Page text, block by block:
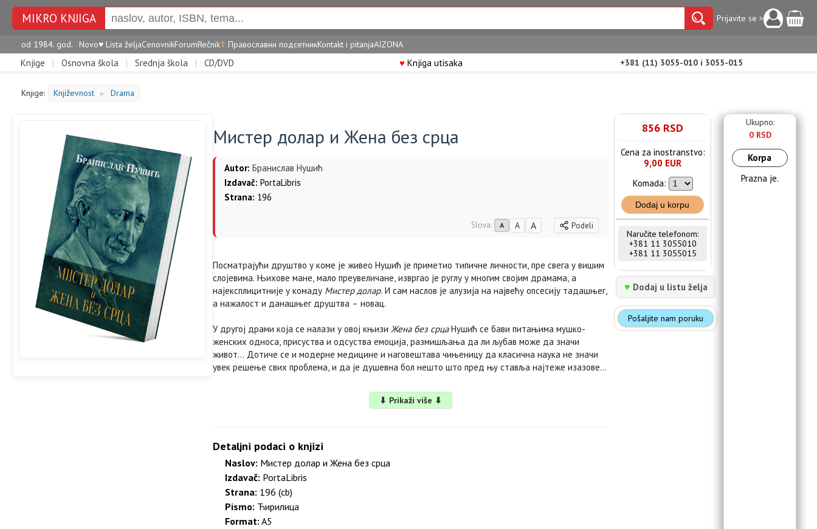
MIKRO KNJIGA Prijavite se >
od 1984. god. Novo♥ Lista željaCenovnikForumRečnik☦ Православни подсетникKontakt i pitanjaAIZONA
Knjige | Osnovna škola | Srednja škola | CD/DVD ♥Knjiga utisaka +381 (11) 3055-010 i 3055-015
Knjige: Književnost ► Drama
Мистер долар и Жена без срца
Autor: Бранислав Нушић
Izdavač: PortaLibris
Strana: 196
Slova: A A A Podeli
Посматрајући друштво у коме је живео Нушић је приметио типичне личности, пре свега у вишим
слојевима. Њихове мане, мало преувеличане, извргао је руглу у многим својим драмама, а
најексплицитније у комаду Мистер долар. И сам наслов је алузија на највећу опсесију тадашњег,
а нажалост и данашњег друштва – новац.
У другој драми која се налази у овој књизи Жена без срцаНушић се бави питањима мушко-
женских односа, присуства и одсуства емоција, размишљања да ли љубав може да значи
живот… Дотиче се и модерне медицине и наговештава чињеницу да класична наука не значи
увек решење свих проблема, и да је душевна бол нешто што пред њу ставља најтеже изазове…
⬇ Prikaži više ⬇
Detaljni podaci o knjizi
Naslov: Мистер долар и Жена без срца
Izdavač: PortaLibris
Strana: 196 (cb)
Pismo: Ћирилица
Format: A5
856 RSD
Cena za inostranstvo:
9,00 EUR
Komada:
Dodaj u korpu
Naručite telefonom:
+381 11 3055010
+381 11 3055015
♥ Dodaj u listu želja
Pošaljite nam poruku
Ukupno:
0 RSD
Korpa
Prazna je.